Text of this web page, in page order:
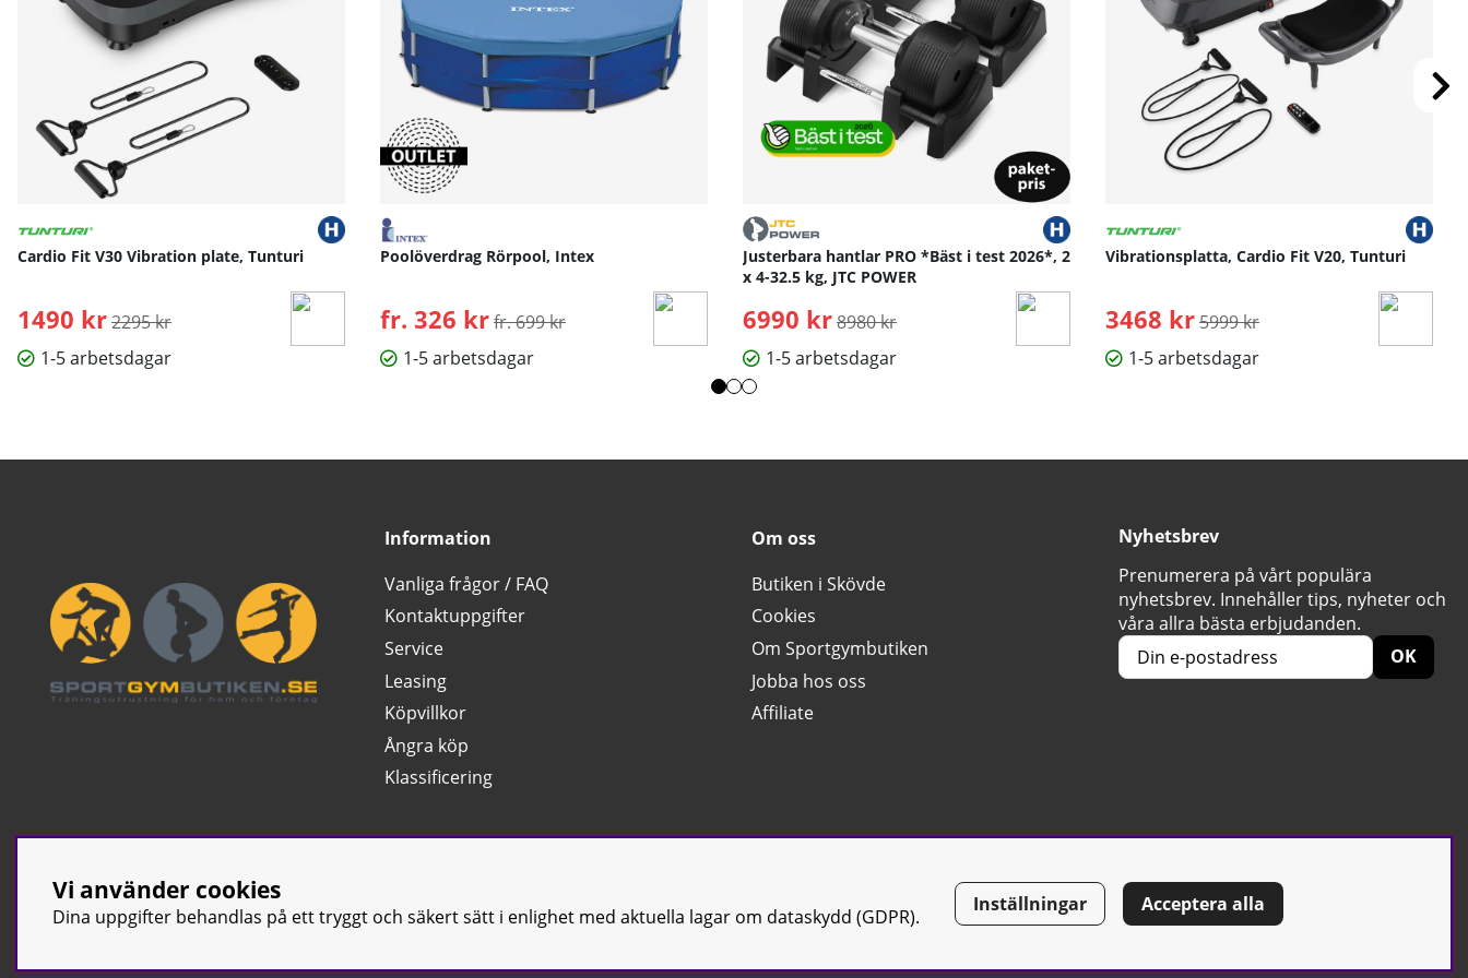
Cardio Fit V30 Vibration plate, Tunturi
1490 kr Ordinarie pris:
2295 kr
1-5 arbetsdagar
Poolöverdrag Rörpool, Intex
fr. 326 krOrdinarie pris:
fr. 699 kr
1-5 arbetsdagar
Justerbara hantlar PRO *Bäst i test 2026*, 2
x 4-32.5 kg, JTC POWER
6990 kr Ordinarie pris:
8980 kr
1-5 arbetsdagar
Vibrationsplatta, Cardio Fit V20, Tunturi
3468 kr Ordinarie pris:
5999 kr
1-5 arbetsdagar
Information
Vanliga frågor / FAQ
Kontaktuppgifter
Service
Leasing
Köpvillkor
Ångra köp
Klassificering
Om oss
Butiken i Skövde
Cookies
Om Sportgymbutiken
Jobba hos oss
Affiliate
Nyhetsbrev
Prenumerera på vårt populära
nyhetsbrev. Innehåller tips, nyheter och
våra allra bästa erbjudanden.
OK
© Sport & Gym Butiken JTC AB |Kontakta oss| All rights reserved | Org.nr: 556668-7058 | Tel: 0500-42 87 00
Vi använder cookies
Dina uppgifter behandlas på ett tryggt och säkert sätt i enlighet med aktuella lagar om dataskydd (GDPR).
Inställningar Acceptera alla